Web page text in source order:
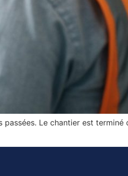
Le chantier est terminé